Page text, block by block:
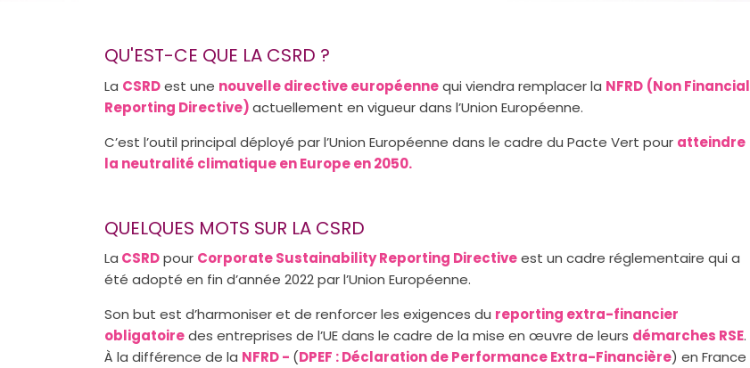
QU'EST-CE QUE LA CSRD ?
La CSRDest une nouvelle directive européennequi viendra remplacer la NFRD (Non Financial
Reporting Directive)actuellement en vigueur dans l’Union Européenne.
C’est l’outil principal déployé par l’Union Européenne dans le cadre du Pacte Vert pour atteindre
la neutralité climatique en Europe en 2050.
QUELQUES MOTS SUR LA CSRD
La CSRDpour Corporate Sustainability Reporting Directiveest un cadre réglementaire qui a
été adopté en fin d’année 2022 par l’Union Européenne.
Son but est d’harmoniser et de renforcer les exigences du reporting extra-financier
obligatoiredes entreprises de l’UE dans le cadre de la mise en œuvre de leurs démarches RSE.
À la différence de la NFRD - (DPEF : Déclaration de Performance Extra-Financière) en France